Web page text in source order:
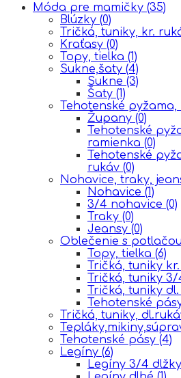
Móda pre mamičky (35)
Blúzky (0)
Tričká, tuniky, kr.
Kraťasy (0)
Topy, tielka (1)
Sukne,šaty (4)
Sukne (3)
Šaty (1)
Tehotenské pyžama,
Župany (0)
Tehotenské
ramienka (0)
Tehotenské
rukáv (0)
Nohavice, traky,
Nohavice (1)
3/4 nohavice (0)
Traky (0)
Jeansy (0)
Oblečenie s potlačou
Topy, tielka (6)
Tričká, tuniky
Tričká, tuniky
Tričká, tuniky
Tehotenské
Tričká, tuniky,
Tehotenské pásy (4)
Legíny (6)
Legíny 3/4 dlžky